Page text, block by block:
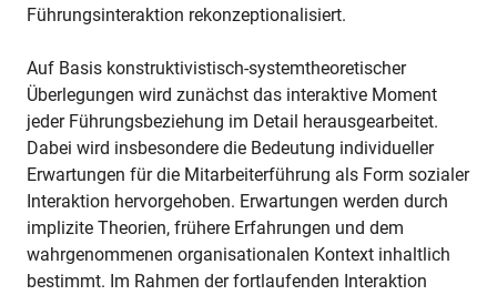
Führungsinteraktion rekonzeptionalisiert.
Auf Basis konstruktivistisch-systemtheoretischer
Überlegungen wird zunächst das interaktive Moment
jeder Führungsbeziehung im Detail herausgearbeitet.
Dabei wird insbesondere die Bedeutung individueller
Erwartungen für die Mitarbeiterführung als Form sozialer
Interaktion hervorgehoben. Erwartungen werden durch
implizite Theorien, frühere Erfahrungen und dem
wahrgenommenen organisationalen Kontext inhaltlich
bestimmt. Im Rahmen der fortlaufenden Interaktion